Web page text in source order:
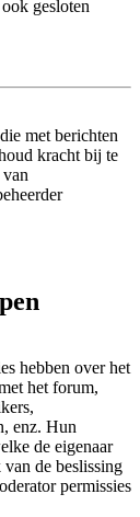
gesloten
met berichten
kracht bij te
hebben over het
het forum,
enz. Hun
de eigenaar
de beslissing
permissies